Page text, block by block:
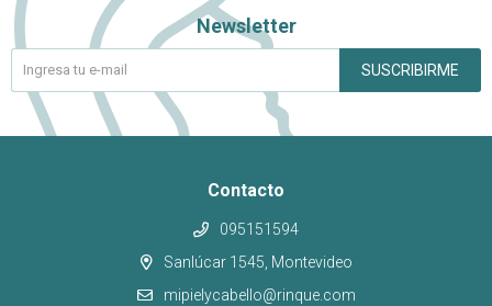
Contacto
095151594
Sanlúcar 1545, Montevideo
mipielycabello@rinque.com
Newsletter
SUSCRIBIRME